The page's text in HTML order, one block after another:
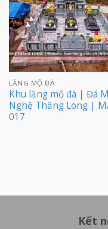
LĂNG MỘ ĐÁ
Khu lăng mộ đá | Đá
Nghệ Thăng Long |
017
Kết